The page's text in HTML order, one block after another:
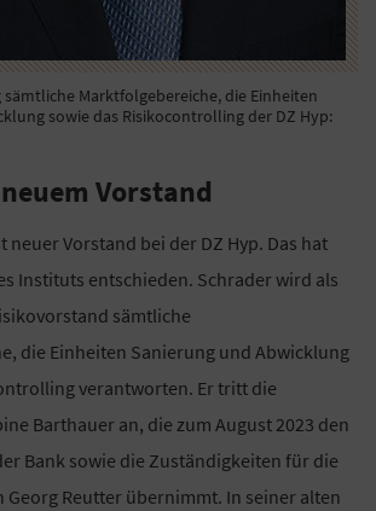
Marktfolgebereiche, die Einheiten
sowie das Risikocontrolling der DZ Hyp:
Vorstand
neuer Vorstand bei der DZ Hyp. Das hat
Instituts entschieden. Schrader wird als
sämtliche
die Einheiten Sanierung und Abwicklung
verantworten. Er tritt die
Barthauer an, die zum August 2023 den
Bank sowie die Zuständigkeiten für die
Georg Reutter übernimmt. In seiner alten